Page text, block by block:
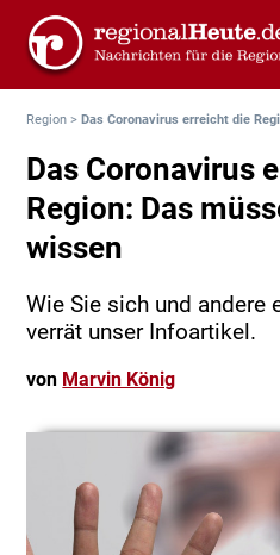
Region >Das Coronavirus erreicht die
Das Coronavirus
Region: Das
wissen
Wie Sie sich und andere
verrät unser Infoartikel.
von Marvin König